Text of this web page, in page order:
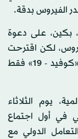
الفيروس بدقة.
بكين، على دعوة
لكن اقترحت
الصين تقييم «الاستجابة العالمية» لـ«كوفيد - 19» فقط
يوم الثلاثاء
في أول اجتماع
الدولي مع